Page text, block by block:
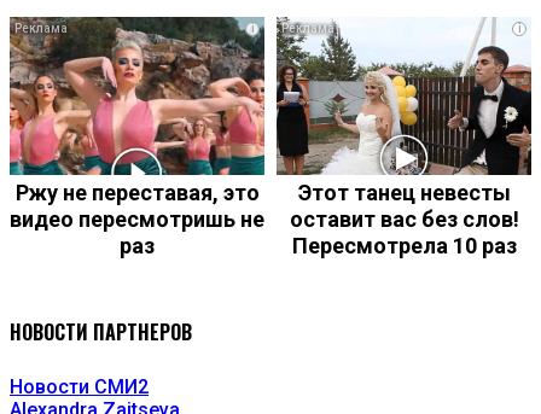
i
Ржу не переставая, это
видео пересмотришь не
раз
i
Этот танец невесты
оставит вас без слов!
Пересмотрела 10 раз
НОВОСТИ ПАРТНЕРОВ
Новости СМИ2